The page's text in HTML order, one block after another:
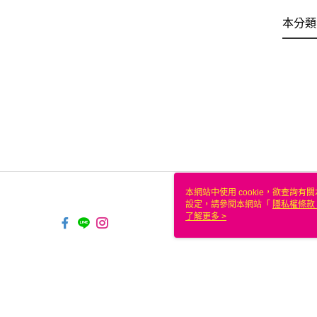
本分
本網站中使用 cookie，欲查詢有
設定，請參閱本網站「 隱私權條款
使用 cookie。
了解更多 >